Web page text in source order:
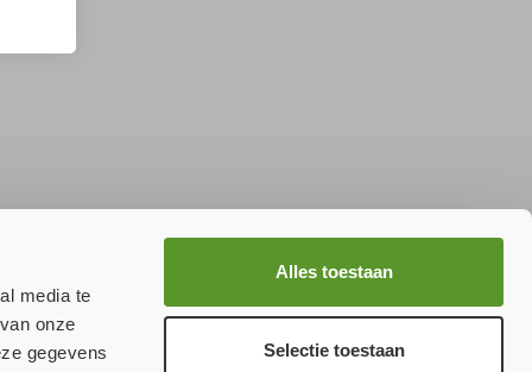
media te
onze
gegevens
Alles toestaan
Selectie toestaan
Aanmelden